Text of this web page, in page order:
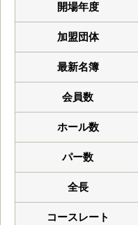
開場年度
加盟団体
最新名簿
会員数
ホール数
パー数
全長
コースレート